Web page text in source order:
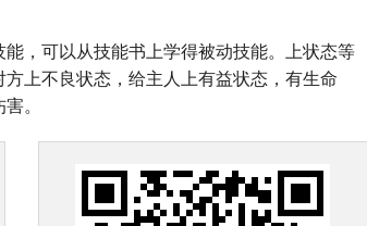
，可以从技能书上学得被动技能。上状态等
上不良状态，给主人上有益状态，有生命
。